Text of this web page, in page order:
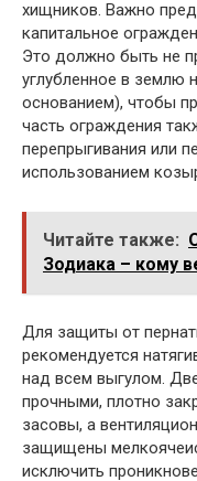
хищников. Важно
капитальное
Это должно быть не
углубленное в землю
основанием), чтобы
часть ограждения
перепрыгивания или
использованием
Читайте также:
Зодиака – кому
Для защиты от
рекомендуется
над всем выгулом.
прочными, плотно
засовы, а
защищены
исключить